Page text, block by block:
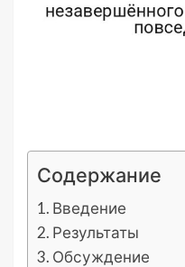
Содержание
Введение
Результаты
Обсуждение